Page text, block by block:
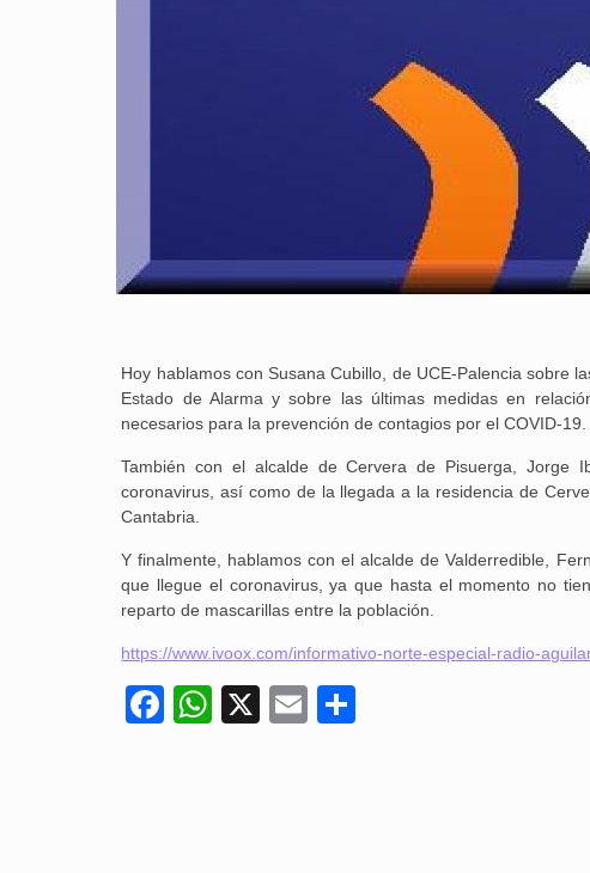
Hoy hablamos con Susana Cubillo, de UCE-Palencia sobre
Estado de Alarma y sobre las últimas medidas en
necesarios para la prevención de contagios por el COVID-19.
También con el alcalde de Cervera de Pisuerga, Jorge
coronavirus, así como de la llegada a la residencia de
Cantabria.
Y finalmente, hablamos con el alcalde de Valderredible,
que llegue el coronavirus, ya que hasta el momento no
reparto de mascarillas entre la población.
https://www.ivoox.com/informativo-norte-especial-radio-
Facebook
WhatsApp
X Email